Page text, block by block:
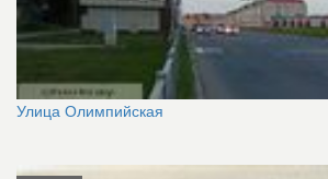
Улица Олимпийская